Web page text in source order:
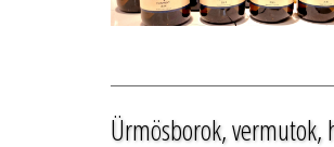
Ürmösborok, vermutok,